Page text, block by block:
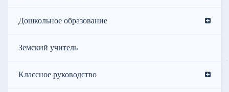
Дошкольное образование
Земский учитель
Классное руководство